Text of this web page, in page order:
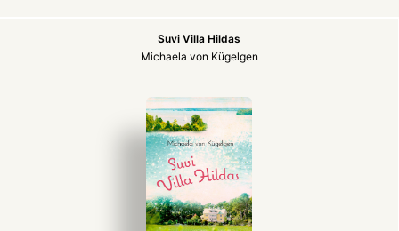
Suvi Villa Hildas
Michaela von Kügelgen